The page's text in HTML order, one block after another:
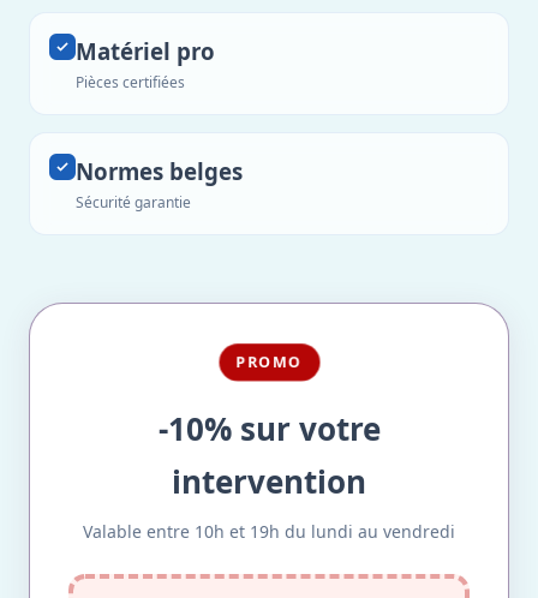
Matériel pro
Pièces certifiées
Normes belges
Sécurité garantie
PROMO
-10% sur votre
intervention
Valable entre 10h et 19h du lundi au vendredi